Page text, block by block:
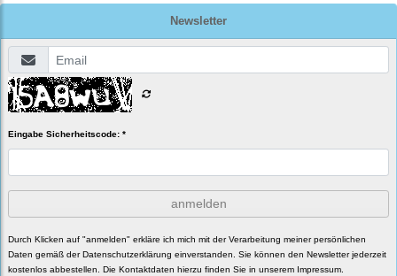
Newsletter
Eingabe Sicherheitscode: *
anmelden
Durch Klicken auf "anmelden" erkläre ich mich mit der Verarbeitung meiner persönlichen
Daten gemäß der Datenschutzerklärung einverstanden. Sie können den Newsletter jederzeit
kostenlos abbestellen. Die Kontaktdaten hierzu finden Sie in unserem Impressum.